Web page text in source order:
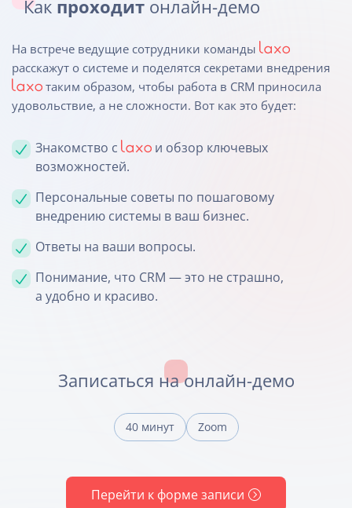
Как проходит онлайн-демо
На встрече ведущие сотрудники команды
расскажут о системе и поделятся секретами внедрения
таким образом, чтобы работа в CRM приносила
удовольствие, а не сложности. Вот как это будет:
Знакомство с
и обзор ключевых
возможностей.
Персональные советы по пошаговому
внедрению системы в ваш бизнес.
Ответы на ваши вопросы.
Понимание, что CRM — это не страшно,
а удобно и красиво.
Записаться на онлайн-демо
40 минут Zoom
Перейти к форме записи